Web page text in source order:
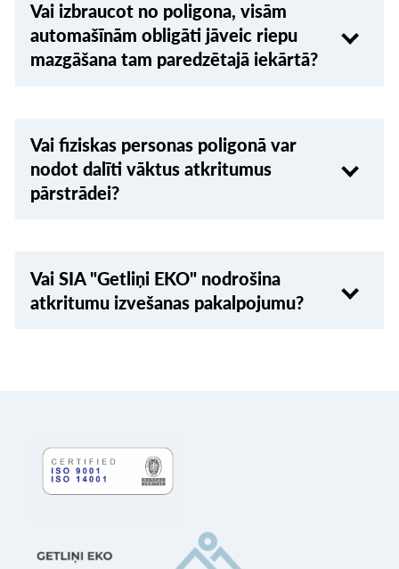
Vai izbraucot no poligona, visām
automašīnām obligāti jāveic riepu
mazgāšana tam paredzētajā iekārtā?
Vai fiziskas personas poligonā var
nodot dalīti vāktus atkritumus
pārstrādei?
Vai SIA "Getliņi EKO" nodrošina
atkritumu izvešanas pakalpojumu?